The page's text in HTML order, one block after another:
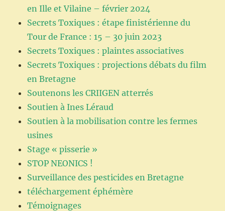
en Ille et Vilaine – février 2024
Secrets Toxiques : étape finistérienne du
Tour de France : 15 – 30 juin 2023
Secrets Toxiques : plaintes associatives
Secrets Toxiques : projections débats du film
en Bretagne
Soutenons les CRIIGEN atterrés
Soutien à Ines Léraud
Soutien à la mobilisation contre les fermes
usines
Stage « pisserie »
STOP NEONICS !
Surveillance des pesticides en Bretagne
téléchargement éphémère
Témoignages